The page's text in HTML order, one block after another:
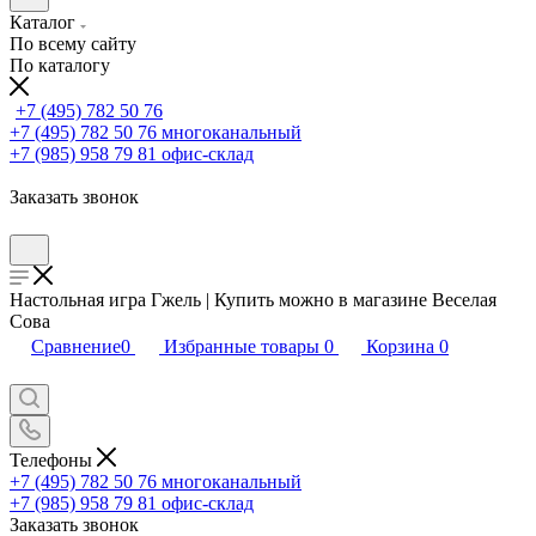
Каталог
По всему сайту
По каталогу
+7 (495) 782 50 76
+7 (495) 782 50 76 многоканальный
+7 (985) 958 79 81 офис-склад
Заказать звонок
Настольная игра Гжель | Купить можно в магазине Веселая
Сова
Сравнение0 Избранные товары 0 Корзина 0
Телефоны
+7 (495) 782 50 76 многоканальный
+7 (985) 958 79 81 офис-склад
Заказать звонок